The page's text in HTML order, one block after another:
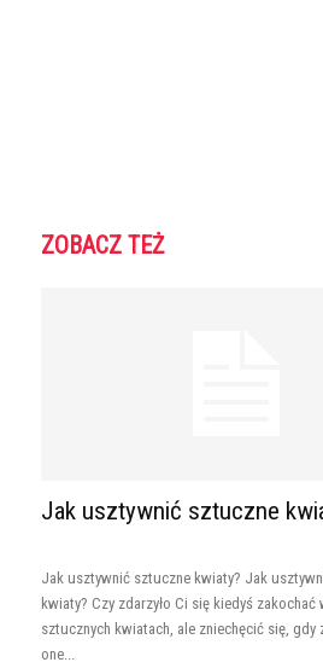
ZOBACZ TEŻ
Jak usztywnić sztuczne
Jak usztywnić sztuczne kwiaty? Jak
kwiaty? Czy zdarzyło Ci się kiedyś zakochać
sztucznych kwiatach, ale zniechęcić się, gdy
one...